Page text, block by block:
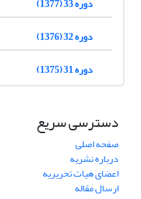
دوره 32 (1376)
دوره 31 (1375)
دسترسی سریع
صفحه اصلی
درباره نشریه
اعضای هیات تحریریه
ارسال مقاله